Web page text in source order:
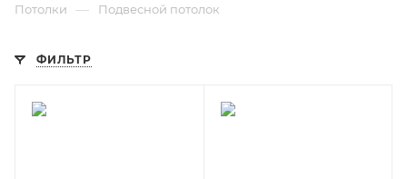
Потолки — Подвесной потолок
ФИЛЬТР